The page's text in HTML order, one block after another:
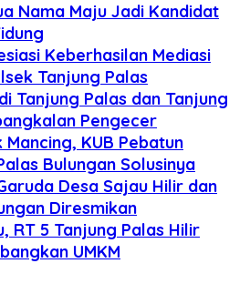
Nama Maju Jadi Kandidat
Keberhasilan Mediasi
Tanjung Palas
Tanjung Palas dan Tanjung
Pengecer
KUB Pebatun
Bulungan Solusinya
Desa Sajau Hilir dan
Diresmikan
RT 5 Tanjung Palas Hilir
UMKM